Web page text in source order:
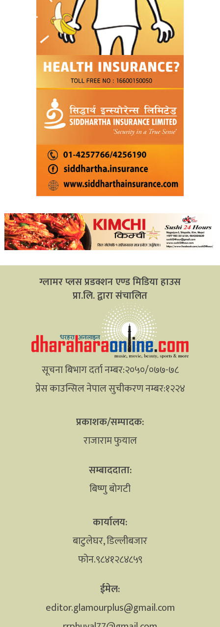
ग्लामर प्लस प्रडक्शन एण्ड मिडिया हाउस
प्रा.लि. द्वारा संचालित
सूचना बिभाग दर्ता नम्बर:२०५०/०७७-७८
प्रेस काउन्सिल नेपाल सुचीकरण नम्बर:१२२४
प्रकाशक/सम्पादक:
राजाराम फुयाल
सम्बाददाता:
बिष्णु बोगटी
कार्यालय:
बाटुलेघर, डिल्लीबजार
फोन.९८४१२८४८५९
ईमेल:
editor.glamourplus@gmail.com